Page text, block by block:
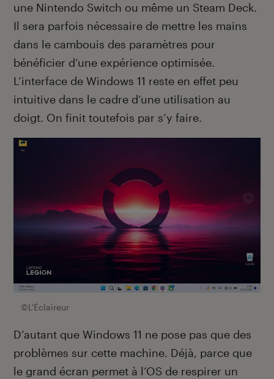
une Nintendo Switch ou même un Steam Deck.
Il sera parfois nécessaire de mettre les mains
dans le cambouis des paramètres pour
bénéficier d’une expérience optimisée.
L’interface de Windows 11 reste en effet peu
intuitive dans le cadre d’une utilisation au
doigt. On finit toutefois par s’y faire.
©L'Éclaireur
D’autant que Windows 11 ne pose pas que des
problèmes sur cette machine. Déjà, parce que
le grand écran permet à l’OS de respirer un